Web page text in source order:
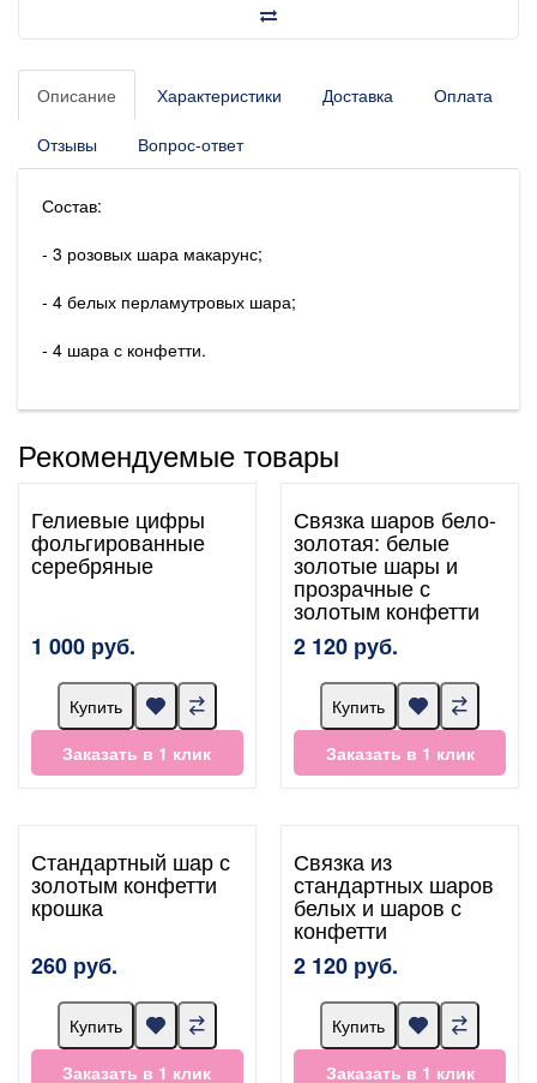
Описание Характеристики Доставка Оплата
Отзывы Вопрос-ответ
Состав:
- 3 розовых шара макарунс;
- 4 белых перламутровых шара;
- 4 шара с конфетти.
Рекомендуемые товары
Гелиевые цифры
фольгированные
серебряные
1 000 руб.
Купить
Заказать в 1 клик
Связка шаров бело-
золотая: белые
золотые шары и
прозрачные с
золотым конфетти
2 120 руб.
Купить
Заказать в 1 клик
Стандартный шар с
золотым конфетти
крошка
260 руб.
Купить
Заказать в 1 клик
Связка из
стандартных шаров
белых и шаров с
конфетти
2 120 руб.
Купить
Заказать в 1 клик